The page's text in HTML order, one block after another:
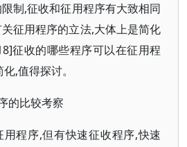
制,征收和征用程序有大致相同
征用程序的立法,大体上是简化
征收的哪些程序可以在征用程
,值得探讨。
的比较考察
用程序,但有快速征收程序,快速